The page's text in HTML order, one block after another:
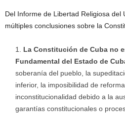
Del Informe de Libertad Religiosa del
múltiples conclusiones sobre la
La Constitución de Cuba no
Fundamental del Estado de
soberanía del pueblo, la
inferior, la imposibilidad de
inconstitucionalidad debido a la
garantías constitucionales o